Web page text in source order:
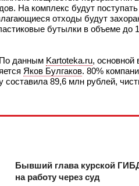
На комплекс будут
отходы будут
бутылки в объеме до
По данным Kartoteka.ru, основной
Яков Булгаков. 80%
составила 89,6 млн рублей,
Бывший глава курской
на работу через суд